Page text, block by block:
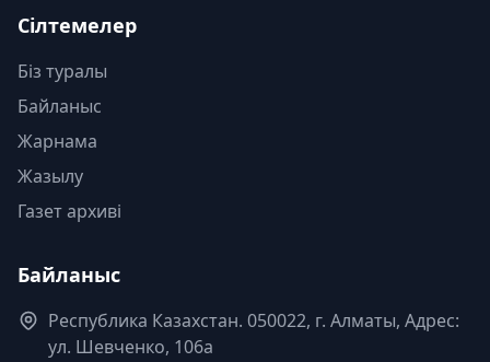
Сілтемелер
Біз туралы
Байланыс
Жарнама
Жазылу
Газет архиві
Байланыс
Республика Казахстан. 050022, г. Алматы, Адрес:
ул. Шевченко, 106а